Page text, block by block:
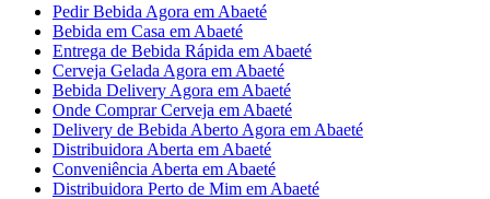
Pedir Bebida Agora em Abaeté
Bebida em Casa em Abaeté
Entrega de Bebida Rápida em Abaeté
Cerveja Gelada Agora em Abaeté
Bebida Delivery Agora em Abaeté
Onde Comprar Cerveja em Abaeté
Delivery de Bebida Aberto Agora em Abaeté
Distribuidora Aberta em Abaeté
Conveniência Aberta em Abaeté
Distribuidora Perto de Mim em Abaeté